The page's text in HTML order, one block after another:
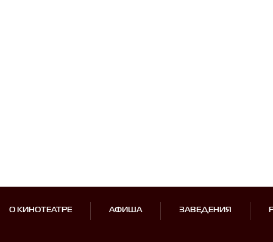
О КИНОТЕАТРЕ АФИША ЗАВЕДЕНИЯ